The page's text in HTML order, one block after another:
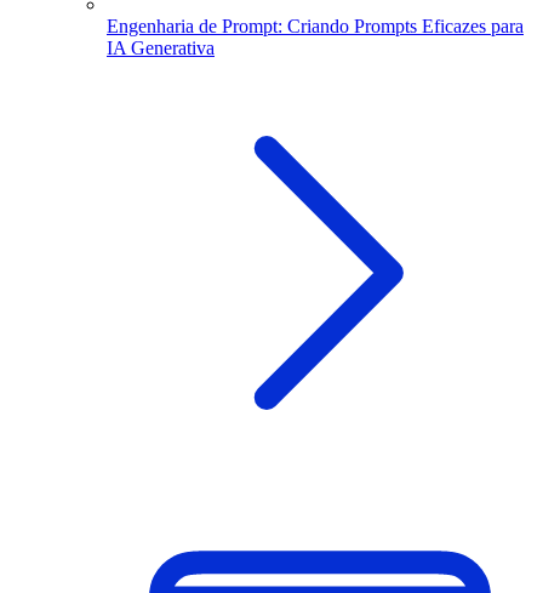
Engenharia de Prompt: Criando Prompts Eficazes para
IA Generativa